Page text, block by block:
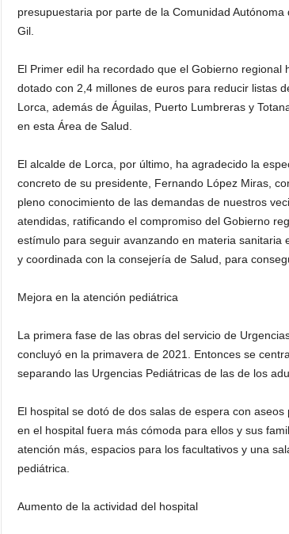
presupuestaria por parte de la Comunidad
Gil.
El Primer edil ha recordado que el Gobierno
dotado con 2,4 millones de euros para reducir listas
Lorca, además de Águilas, Puerto Lumbreras y
en esta Área de Salud.
El alcalde de Lorca, por último, ha agradecido la
concreto de su presidente, Fernando López Miras,
pleno conocimiento de las demandas de nuestros
atendidas, ratificando el compromiso del Gobierno
estímulo para seguir avanzando en materia sanitaria
y coordinada con la consejería de Salud, para
Mejora en la atención pediátrica
La primera fase de las obras del servicio de
concluyó en la primavera de 2021. Entonces se
separando las Urgencias Pediátricas de las de los
El hospital se dotó de dos salas de espera con
en el hospital fuera más cómoda para ellos y sus
atención más, espacios para los facultativos y una
pediátrica.
Aumento de la actividad del hospital